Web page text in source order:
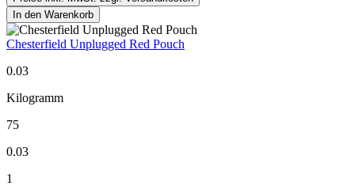
In den Warenkorb
Chesterfield Unplugged Red Pouch
0.03
Kilogramm
75
0.03
1